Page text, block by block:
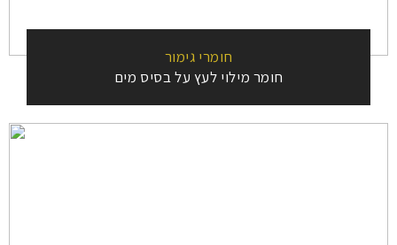
חומרי גימור
חומר מילוי לעץ על בסיס מים